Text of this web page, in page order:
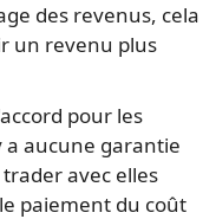
des revenus, cela
un revenu plus
pour les
a aucune garantie
avec elles
paiement du coût